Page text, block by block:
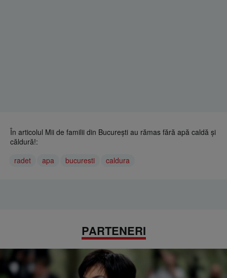
În articolul Mii de familii din Bucureşti au rămas fără apă caldă şi
căldură!:
radet
apa bucuresti caldura
PARTENERI